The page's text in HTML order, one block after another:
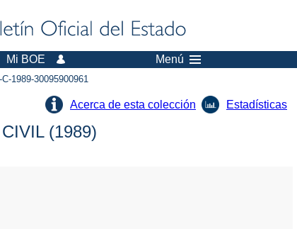
Mi BOE Menú
1989-30095900961
Acerca de esta colección Estadísticas
(1989)